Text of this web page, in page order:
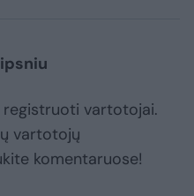
vartotojai.
vartotojų
komentaruose!